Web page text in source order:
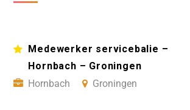
Medewerker servicebalie –
Hornbach – Groningen
Hornbach
Groningen